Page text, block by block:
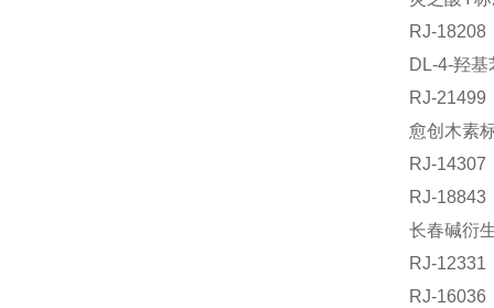
RJ-
DL-4-羟
RJ-
愈创木素
RJ-
RJ-
长春碱衍
RJ-
RJ-